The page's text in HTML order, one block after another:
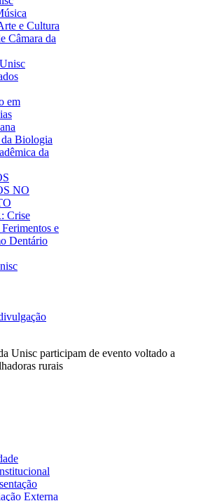
e Cultura
Câmara da
em
Biologia
da
NO
Crise
e
Dentário
Unisc participam de evento voltado a
rurais
Externa